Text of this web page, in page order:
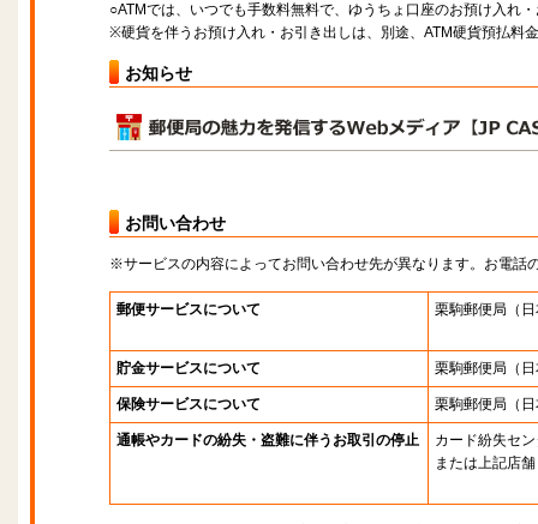
○ATMでは、いつでも手数料無料で、ゆうちょ口座のお預け入れ
※硬貨を伴うお預け入れ・お引き出しは、別途、ATM硬貨預払料
お知らせ
お問い合わせ
※サービスの内容によってお問い合わせ先が異なります。お電話
郵便サービスについて 栗駒郵便局 （
貯金サービスについて 栗駒郵便局 （
保険サービスについて 栗駒郵便局 （
通帳やカードの紛失・盗難に伴うお取引の停止
カード紛失セ
または上記店舗